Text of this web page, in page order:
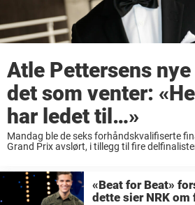
Atle Pettersens
det som venter:
har ledet til…»
Mandag ble de seks forhåndskvalifiserte
Grand Prix avslørt, i tillegg til fire
«Beat for Beat»
dette sier NRK om